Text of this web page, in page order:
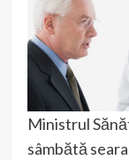
Ministrul
sâmbătă